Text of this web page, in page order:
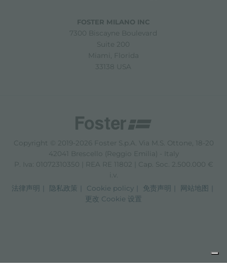
FOSTER MILANO INC
7300 Biscayne Boulevard
Suite 200
Miami, Florida
33138 USA
Copyright © 2019-2026 Foster S.p.A. Via M.S. Ottone, 18-20
42041 Brescello (Reggio Emilia) - Italy
P. Iva: 01072310350 | REA RE 11802 | Cap. Soc. 2.500.000 €
i.v.
法律声明
隐私政策 Cookie policy 免责声明
网站地图
更改 Cookie 设置